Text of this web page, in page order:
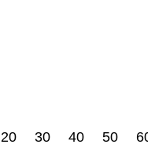
20 30 40 50 60